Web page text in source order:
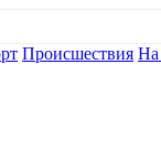
Происшествия На